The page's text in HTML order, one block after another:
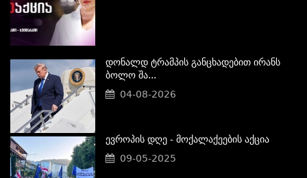
Დონალდ Ტრამპის Განცხადებით Ირანს
Ბოლო Შა...
04-08-2026
Ევროპის Დღე - Მოქალაქეების Აქცია
09-05-2025